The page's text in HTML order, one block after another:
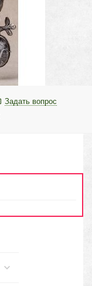
Задать вопрос